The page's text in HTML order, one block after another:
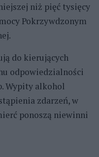
niż pięć tysięcy
Pokrzywdzonym
do kierujących
odpowiedzialności
Wypity alkohol
zdarzeń, w
ponoszą niewinni